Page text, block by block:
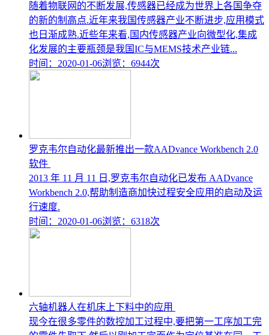
随着物联网的不断发展,传感器已经成为世界上各国争夺
的新的制高点.近年来我国传感器产业不断进步,应用模式
也日渐成熟.近些年来看,国内传感器产业向微型化,集成
化发展的主要瓶颈是我国IC与MEMS技术产业链...
时间：2020-01-06浏览：6944次
罗克韦尔自动化最新推出一款AADvance Workbench 2.0
软件
2013 年 11 月 11 日,罗克韦尔自动化已发布 AADvance
Workbench 2.0,帮助制造商加快过程安全应用的启动及运
行速度.
时间：2020-01-06浏览：6318次
六轴机器人在机床上下料中的应用
现今在很多零件的数控加工过程中,要把第一工序加工完